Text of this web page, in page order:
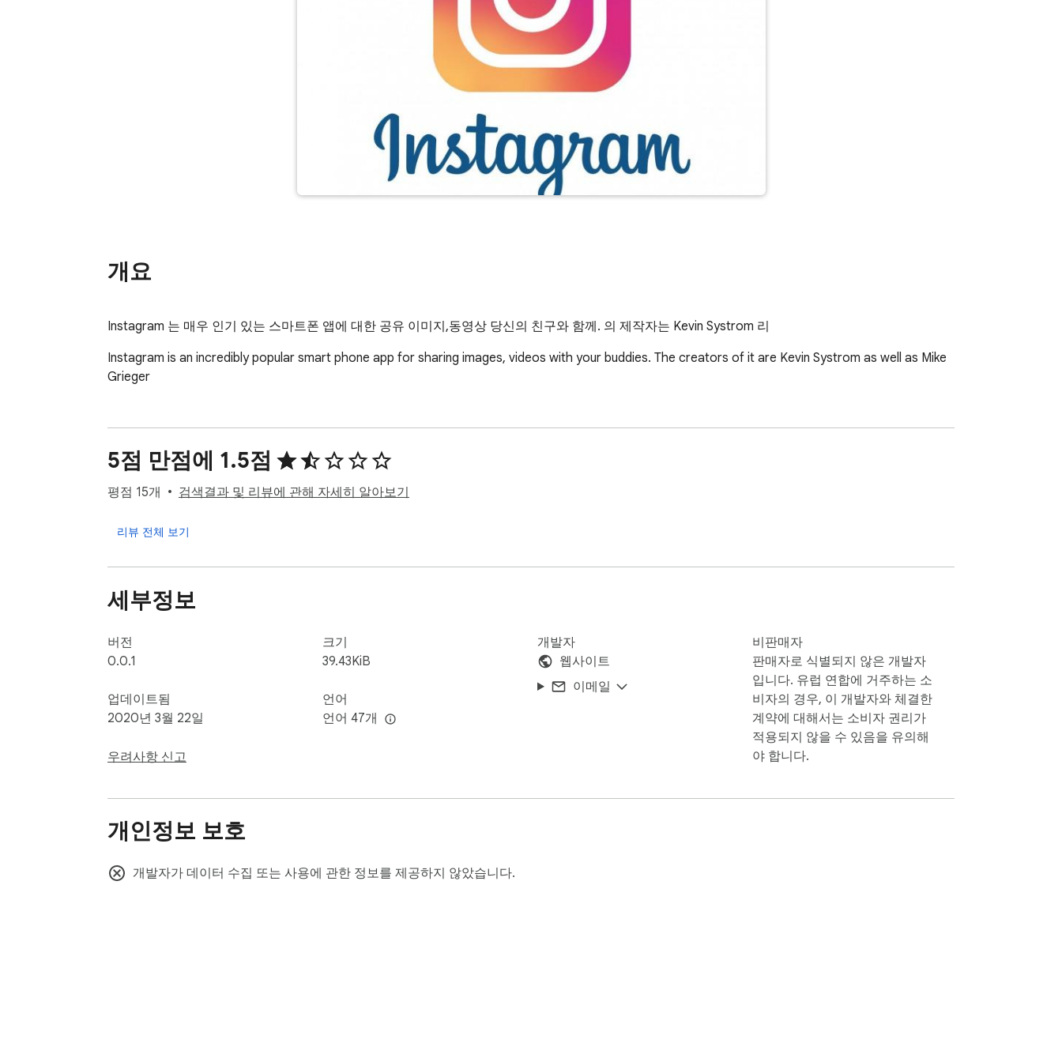
개요
Instagram 는 매우 인기 있는 스마트폰 앱에 대한 공유 이미지,동영상 당신의 친구와 함께. 의 제작자는 Kevin Systrom 리
Instagram is an incredibly popular smart phone app for sharing images, videos with your buddies. The creators of it are Kevin Systrom as well as Mike
Grieger
5점 만점에 1.5점
평점 15개 검색결과 및 리뷰에 관해 자세히 알아보기
리뷰 전체 보기
세부정보
버전
0.0.1
업데이트됨
2020년 3월 22일
우려사항 신고
크기
39.43KiB
언어
언어 47개
개발자
웹사이트
이메일
비판매자
판매자로 식별되지 않은 개발자
입니다. 유럽 연합에 거주하는 소
비자의 경우, 이 개발자와 체결한
계약에 대해서는 소비자 권리가
적용되지 않을 수 있음을 유의해
야 합니다.
개인정보 보호
개발자가 데이터 수집 또는 사용에 관한 정보를 제공하지 않았습니다.